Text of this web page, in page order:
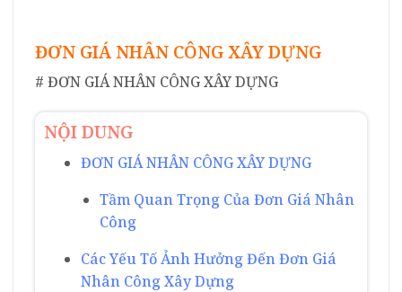
ĐƠN GIÁ NHÂN CÔNG XÂY DỰNG
# ĐƠN GIÁ NHÂN CÔNG XÂY DỰNG
NỘI DUNG
ĐƠN GIÁ NHÂN CÔNG XÂY DỰNG
Tầm Quan Trọng Của Đơn Giá Nhân
Công
Các Yếu Tố Ảnh Hưởng Đến Đơn Giá
Nhân Công Xây Dựng